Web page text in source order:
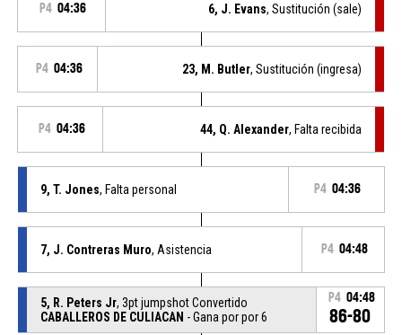
P4 04:36 6, J. Evans, Sustitución (sale)
P4 04:36 23, M. Butler, Sustitución (ingresa)
P4 04:36 44, Q. Alexander, Falta recibida
9, T. Jones, Falta personal P4 04:36
7, J. Contreras Muro, Asistencia P4 04:48
5, R. Peters Jr, 3pt jumpshot Convertido
CABALLEROS DE CULIACAN - Gana por por 6
P4 04:48
86-80